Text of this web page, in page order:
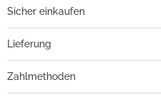
Sicher einkaufen
Lieferung
Zahlmethoden